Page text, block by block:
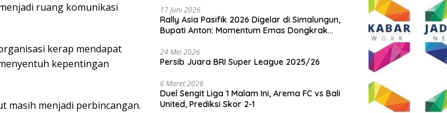
ruang komunikasi
kerap mendapat
kepentingan
masih menjadi perbincangan.
17 Juni 2026
Rally Asia Pasifik 2026 Digelar di Simalungun,
Bupati Anton: Momentum Emas Dongkrak
24 Mei 2026
Persib Juara BRI Super League 2025/26
6 Maret 2026
Duel Sengit Liga 1 Malam Ini, Arema FC vs Bali
United, Prediksi Skor 2-1